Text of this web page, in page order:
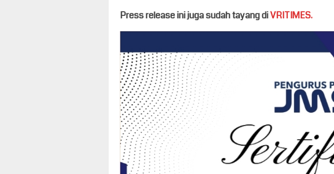
Press release ini juga sudah tayang diVRITIMES.